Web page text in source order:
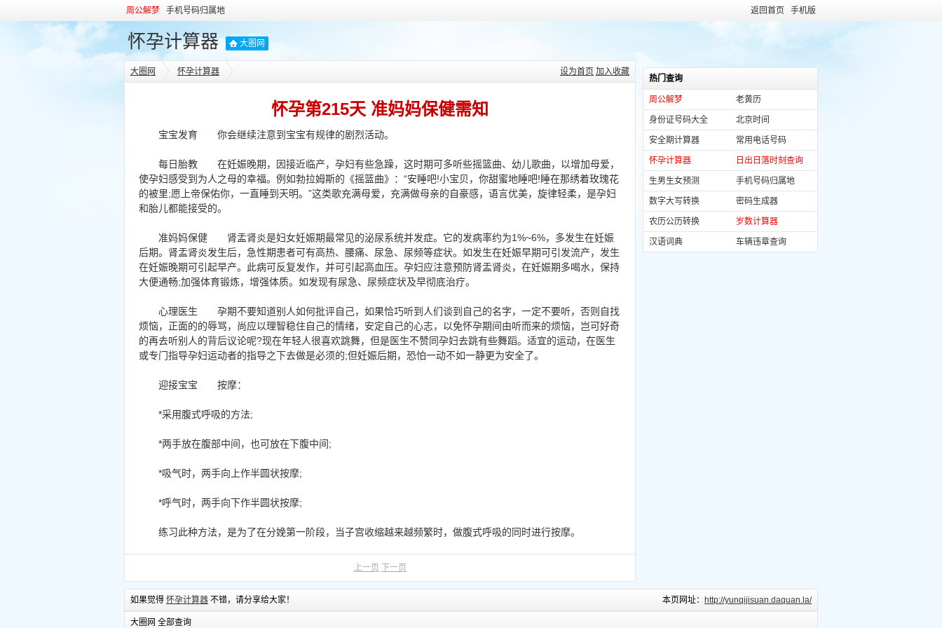
周公解梦 手机号码归属地 返回首页 手机版
怀孕计算器 大圈网
大圈网 怀孕计算器 设为首页 加入收藏
怀孕第215天 准妈妈保健需知
宝宝发育 你会继续注意到宝宝有规律的剧烈活动。
每日胎教 在妊娠晚期，因接近临产，孕妇有些急躁，这时期可多听些摇篮曲、幼儿歌曲，以增加母爱，
使孕妇感受到为人之母的幸福。例如勃拉姆斯的《摇篮曲》：“安睡吧!小宝贝，你甜蜜地睡吧!睡在那绣着玫瑰花
的被里;愿上帝保佑你，一直睡到天明。”这类歌充满母爱，充满做母亲的自豪感，语言优美，旋律轻柔，是孕妇
和胎儿都能接受的。
准妈妈保健 肾盂肾炎是妇女妊娠期最常见的泌尿系统并发症。它的发病率约为1%~6%，多发生在妊娠
后期。肾盂肾炎发生后，急性期患者可有高热、腰痛、尿急、尿频等症状。如发生在妊娠早期可引发流产，发生
在妊娠晚期可引起早产。此病可反复发作，并可引起高血压。孕妇应注意预防肾盂肾炎，在妊娠期多喝水，保持
大便通畅;加强体育锻炼，增强体质。如发现有尿急、尿频症状及早彻底治疗。
心理医生 孕期不要知道别人如何批评自己，如果恰巧听到人们谈到自己的名字，一定不要听，否则自找
烦恼，正面的的辱骂，尚应以理智稳住自己的情绪，安定自己的心志，以免怀孕期间由听而来的烦恼，岂可好奇
的再去听别人的背后议论呢?现在年轻人很喜欢跳舞，但是医生不赞同孕妇去跳有些舞蹈。适宜的运动，在医生
或专门指导孕妇运动者的指导之下去做是必须的;但妊娠后期，恐怕一动不如一静更为安全了。
迎接宝宝 按摩：
*采用腹式呼吸的方法;
*两手放在腹部中间，也可放在下腹中间;
*吸气时，两手向上作半圆状按摩;
*呼气时，两手向下作半圆状按摩;
练习此种方法，是为了在分娩第一阶段，当子宫收缩越来越频繁时，做腹式呼吸的同时进行按摩。
上一页 下一页
热门查询
周公解梦 老黄历
身份证号码大全 北京时间
安全期计算器 常用电话号码
怀孕计算器 日出日落时刻查询
生男生女预测 手机号码归属地
数字大写转换 密码生成器
农历公历转换 岁数计算器
汉语词典 车辆违章查询
如果觉得 怀孕计算器 不错，请分享给大家！ 本页网址： http://yunqijisuan.daquan.la/
大圈网 全部查询